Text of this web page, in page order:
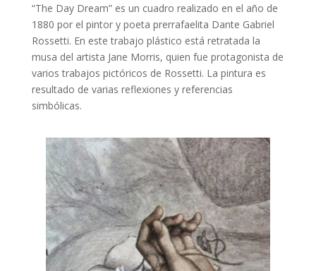
“The Day Dream” es un cuadro realizado en el año de
1880 por el pintor y poeta prerrafaelita Dante Gabriel
Rossetti. En este trabajo plástico está retratada la
musa del artista Jane Morris, quien fue protagonista de
varios trabajos pictóricos de Rossetti. La pintura es
resultado de varias reflexiones y referencias
simbólicas.